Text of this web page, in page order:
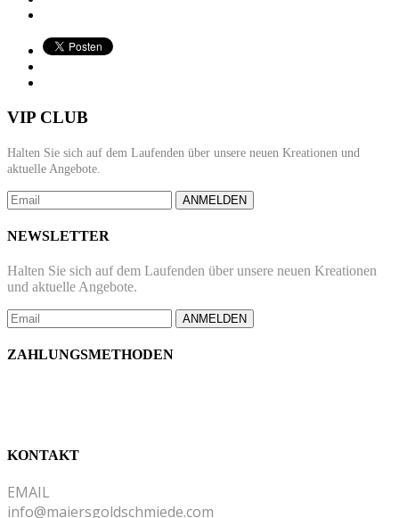
VIP CLUB
Halten Sie sich auf dem Laufenden über unsere neuen Kreationen und
aktuelle Angebote.
ANMELDEN
NEWSLETTER
Halten Sie sich auf dem Laufenden über unsere neuen Kreationen
und aktuelle Angebote.
ANMELDEN
ZAHLUNGSMETHODEN
KONTAKT
EMAIL
info@maiersgoldschmiede.com